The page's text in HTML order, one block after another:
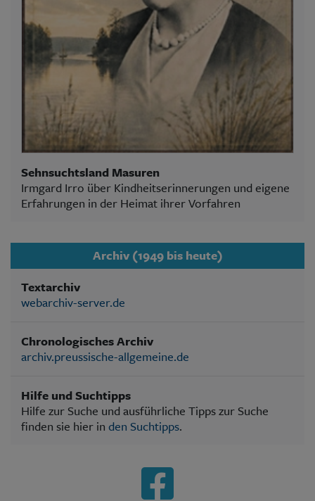
Sehnsuchtsland Masuren
Irmgard Irro über Kindheitserinnerungen und eigene
Erfahrungen in der Heimat ihrer Vorfahren
Archiv (1949 bis heute)
Textarchiv
webarchiv-server.de
Chronologisches Archiv
archiv.preussische-allgemeine.de
Hilfe und Suchtipps
Hilfe zur Suche und ausführliche Tipps zur Suche
finden sie hier in den Suchtipps.